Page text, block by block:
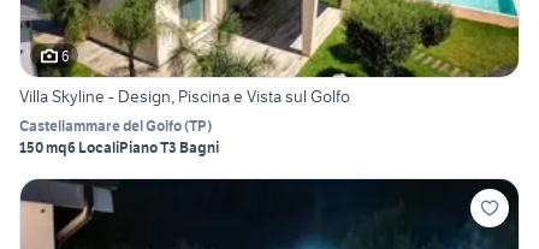
6
Villa Skyline - Design, Piscina e Vista sul Golfo
Castellammare del Golfo(TP)
150 mq6 LocaliPiano T3 Bagni